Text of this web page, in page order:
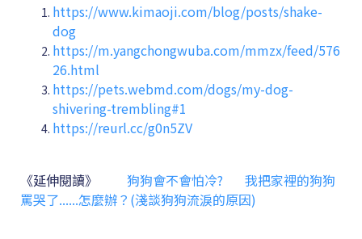
https://www.kimaoji.com/blog/posts/shake-
dog
https://m.yangchongwuba.com/mmzx/feed/576
26.html
https://pets.webmd.com/dogs/my-dog-
shivering-trembling#1
https://reurl.cc/g0n5ZV
《延伸閱讀》 狗狗會不會怕冷?
我把家裡的狗狗
罵哭了......怎麼辦？(淺談狗狗流淚的原因)